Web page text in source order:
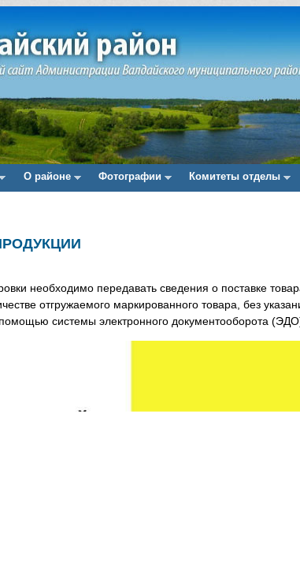
О районе Фотографии Комитеты отделы
необходимо передавать сведения о поставке
отгружаемого маркированного товара, без
системы электронного документооборота